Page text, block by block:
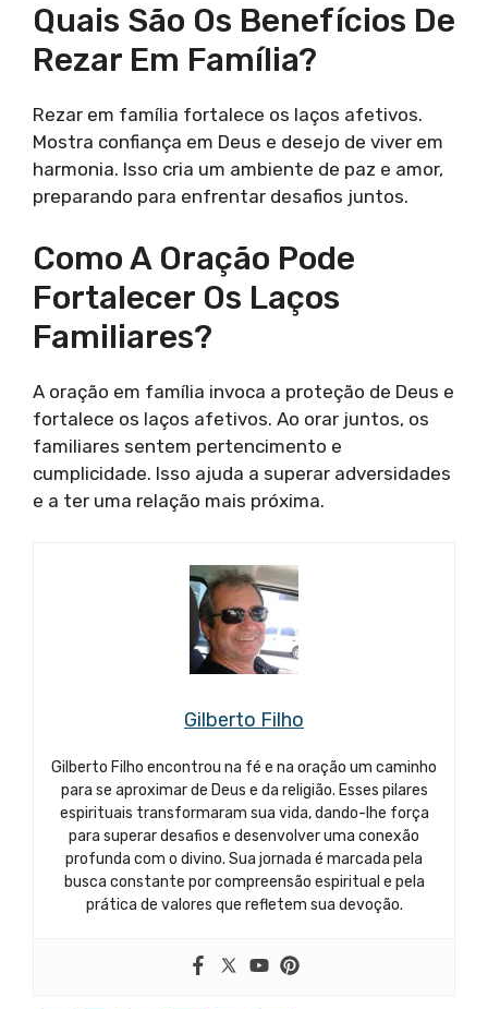
Quais São Os Benefícios De
Rezar Em Família?
Rezar em família fortalece os laços afetivos.
Mostra confiança em Deus e desejo de viver em
harmonia. Isso cria um ambiente de paz e amor,
preparando para enfrentar desafios juntos.
Como A Oração Pode
Fortalecer Os Laços
Familiares?
A oração em família invoca a proteção de Deus e
fortalece os laços afetivos. Ao orar juntos, os
familiares sentem pertencimento e
cumplicidade. Isso ajuda a superar adversidades
e a ter uma relação mais próxima.
Gilberto Filho
Gilberto Filho encontrou na fé e na oração um caminho
para se aproximar de Deus e da religião. Esses pilares
espirituais transformaram sua vida, dando-lhe força
para superar desafios e desenvolver uma conexão
profunda com o divino. Sua jornada é marcada pela
busca constante por compreensão espiritual e pela
prática de valores que refletem sua devoção.